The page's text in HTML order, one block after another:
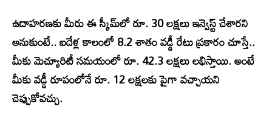
ఉదాహరణకు మీరు ఈ స్కీమ్‌లో రూ. 30 లక్షలు ఇన్వెస్ట్ చేశారని
అనుకుంటే.. ఐదేళ్ల కాలంలో 8.2 శాతం వడ్డీ రేటు ప్రకారం చూస్తే..
మీకు మెచ్యూరిటీ సమయంలో రూ. 42.3 లక్షలు లభిస్తాయి. అంటే
మీకు వడ్డీ రూపంలోనే రూ. 12 లక్షలకు పైగా వచ్చాయని
చెప్పుకోవచ్చు.